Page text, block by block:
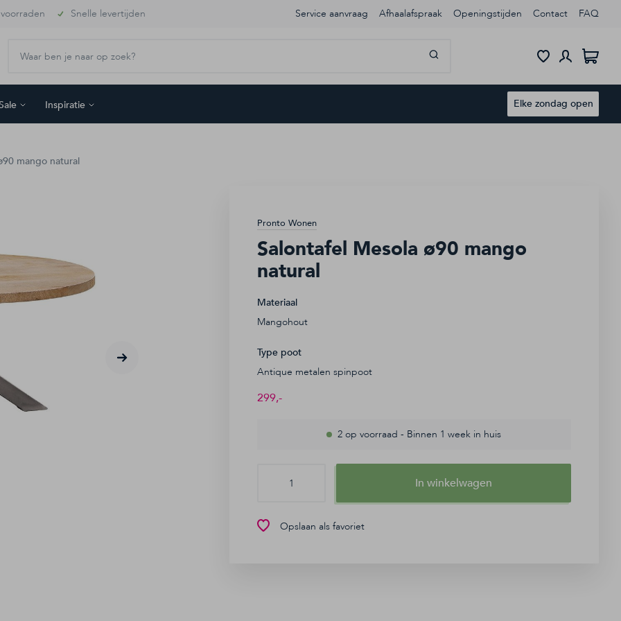
Snelle levertijden Service aanvraag Afhaalafspraak Openingstijden Contact FAQ
Inspiratie Elke zondag open
mango natural
Pronto Wonen
Salontafel Mesola ø90 mango
natural
Materiaal
Mangohout
Type poot
Antique metalen spinpoot
299,-
2 op voorraad - Binnen 1 week in huis
In winkelwagen
Opslaan als favoriet